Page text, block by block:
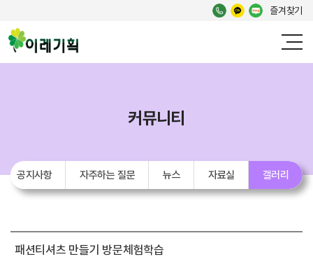
즐겨찾기
커뮤니티
공지사항 자주하는 질문 뉴스 자료실 갤러리
패션티셔츠 만들기 방문체험학습